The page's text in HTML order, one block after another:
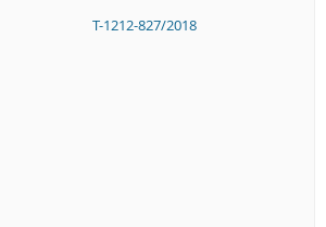
T-1212-827/2018